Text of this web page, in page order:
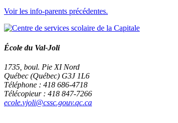
Voir les info-parents précédentes.
École du Val-Joli
1735, boul. Pie XI Nord
Québec (Québec) G3J 1L6
Téléphone : 418 686-4718
Télécopieur : 418 847-7266
ecole.vjoli@cssc.gouv.qc.ca